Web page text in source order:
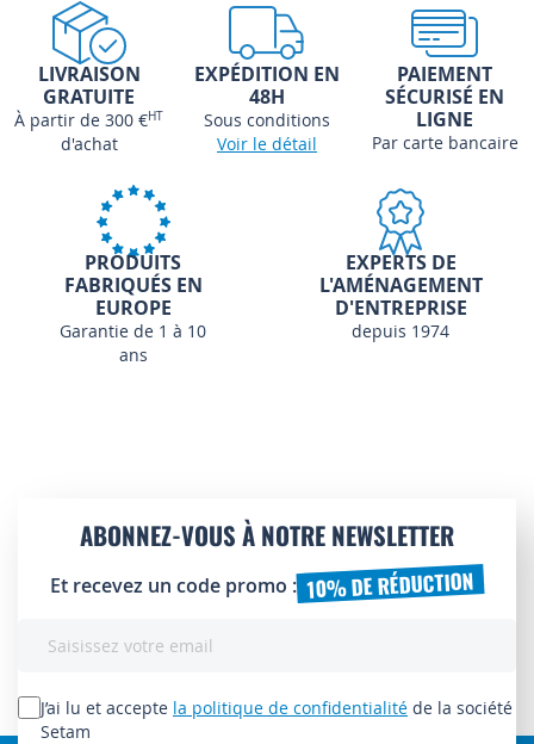
LIVRAISON
GRATUITE
À partir de 300 €HT
d'achat
EXPÉDITION EN
48H
Sous conditions
Voir le détail
PAIEMENT
SÉCURISÉ EN
LIGNE
Par carte bancaire
PRODUITS
FABRIQUÉS EN
EUROPE
Garantie de 1 à 10
ans
EXPERTS DE
L'AMÉNAGEMENT
D'ENTREPRISE
depuis 1974
ABONNEZ-VOUS À NOTRE NEWSLETTER
Et recevez un code promo : 10% DE RÉDUCTION
lettre
d’information
J’ai lu et accepte la politique de confidentialité de la société
Setam